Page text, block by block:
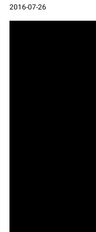
2016-07-26